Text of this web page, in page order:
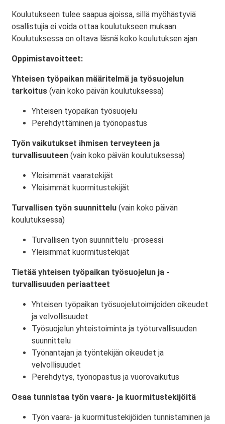
Koulutukseen tulee saapua ajoissa, sillä myöhästyviä
osallistujia ei voida ottaa koulutukseen mukaan.
Koulutuksessa on oltava läsnä koko koulutuksen ajan.
Oppimistavoitteet:
Yhteisen työpaikan määritelmä ja työsuojelun
tarkoitus (vain koko päivän koulutuksessa)
Yhteisen työpaikan työsuojelu
Perehdyttäminen ja työnopastus
Työn vaikutukset ihmisen terveyteen ja
turvallisuuteen (vain koko päivän koulutuksessa)
Yleisimmät vaaratekijät
Yleisimmät kuormitustekijät
Turvallisen työn suunnittelu (vain koko päivän
koulutuksessa)
Turvallisen työn suunnittelu -prosessi
Yleisimmät kuormitustekijät
Tietää yhteisen työpaikan työsuojelun ja -
turvallisuuden periaatteet
Yhteisen työpaikan työsuojelutoimijoiden oikeudet
ja velvollisuudet
Työsuojelun yhteistoiminta ja työturvallisuuden
suunnittelu
Työnantajan ja työntekijän oikeudet ja
velvollisuudet
Perehdytys, työnopastus ja vuorovaikutus
Osaa tunnistaa työn vaara- ja kuormitustekijöitä
Työn vaara- ja kuormitustekijöiden tunnistaminen ja